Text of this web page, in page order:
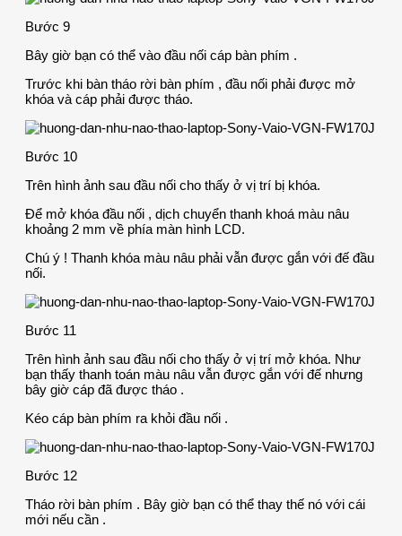
Bước 9
Bây giờ bạn có thể vào đầu nối cáp bàn phím .
Trước khi bàn tháo rời bàn phím , đầu nối phải được mở
khóa và cáp phải được tháo.
Bước 10
Trên hình ảnh sau đầu nối cho thấy ở vị trí bị khóa.
Để mở khóa đầu nối , dịch chuyển thanh khoá màu nâu
khoảng 2 mm về phía màn hình LCD.
Chú ý ! Thanh khóa màu nâu phải vẫn được gắn với đế đầu
nối.
Bước 11
Trên hình ảnh sau đầu nối cho thấy ở vị trí mở khóa. Như
bạn thấy thanh toán màu nâu vẫn được gắn với đế nhưng
bây giờ cáp đã được tháo .
Kéo cáp bàn phím ra khỏi đầu nối .
Bước 12
Tháo rời bàn phím . Bây giờ bạn có thể thay thế nó với cái
mới nếu cần .